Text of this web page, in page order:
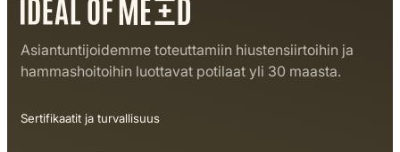
Asiantuntijoidemme toteuttamiin hiustensiirtoihin ja
hammashoitoihin luottavat potilaat yli 30 maasta.
Sertifikaatit ja turvallisuus